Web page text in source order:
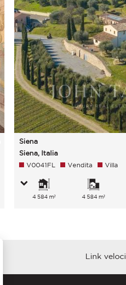
Siena
Siena, Italia
V0041FL Vendita Villa
4 584 m² 4 584 m²
Link veloci